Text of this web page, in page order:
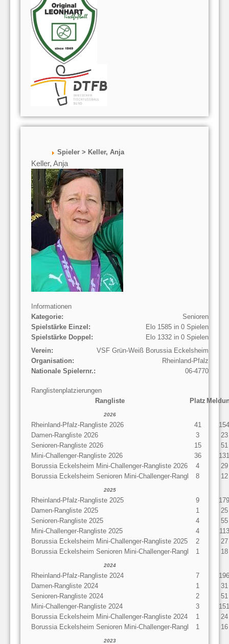
Spieler > Keller, Anja
Keller, Anja
Informationen
Kategorie:
Senioren
Spielstärke Einzel:
Elo 1585 in 0 Spielen
Spielstärke Doppel:
Elo 1332 in 0 Spielen
Verein:
VSF Grün-Weiß Borussia Eckelsheim
Organisation:
Rheinland-Pfalz
Nationale Spielernr.:
06-4770
Ranglistenplatzierungen
Rangliste
Platz
2026
Rheinland-Pfalz-Rangliste 2026 41
154
Damen-Rangliste 2026
3
23
Senioren-Rangliste 2026
15
51
Mini-Challenger-Rangliste 2026
36
131
Borussia Eckelsheim Mini-Challenger-Rangliste 2026
4
29
Borussia Eckelsheim Senioren Mini-Challenger-Rangl
8 12
2025
Rheinland-Pfalz-Rangliste 2025 9
179
Damen-Rangliste 2025
1
25
Senioren-Rangliste 2025
4
55
Mini-Challenger-Rangliste 2025
4
113
Borussia Eckelsheim Mini-Challenger-Rangliste 2025
2
27
Borussia Eckelsheim Senioren Mini-Challenger-Rangl
1 18
2024
Rheinland-Pfalz-Rangliste 2024 7
196
Damen-Rangliste 2024
1
31
Senioren-Rangliste 2024
2
51
Mini-Challenger-Rangliste 2024
3
151
Borussia Eckelsheim Mini-Challenger-Rangliste 2024
1
24
Borussia Eckelsheim Senioren Mini-Challenger-Rangl
1 16
2023